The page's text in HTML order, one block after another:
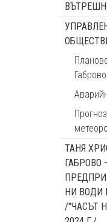
Габрово
ТАНЯ
ГАБРОВО
НИ ВОДИ
/"ЧАСЪТ